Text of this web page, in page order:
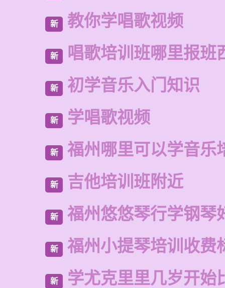
新 教你学唱歌视频
新 唱歌培训班哪里报班
新 初学音乐入门知识
新 学唱歌视频
新 福州哪里可以学音乐
新 吉他培训班附近
新 福州悠悠琴行学钢琴
新 福州小提琴培训收费
新 学尤克里里几岁开始